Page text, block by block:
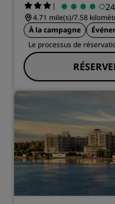
|
4.71 mile(s)/7.58
À la campagne
Le processus de